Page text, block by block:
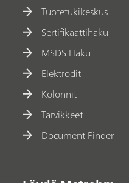
Tuotetukikeskus
Sertifikaattihaku
MSDS Haku
Elektrodit
Kolonnit
Tarvikkeet
Document Finder